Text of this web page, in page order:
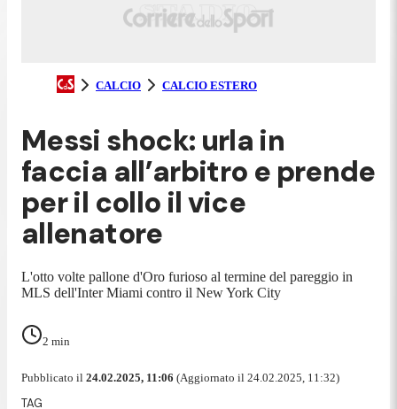
CALCIO CALCIO ESTERO
Messi shock: urla in
faccia all’arbitro e prende
per il collo il vice
allenatore
L'otto volte pallone d'Oro furioso al termine del pareggio in
MLS dell'Inter Miami contro il New York City
2 min
Pubblicato il 24.02.2025, 11:06 (Aggiornato il 24.02.2025, 11:32)